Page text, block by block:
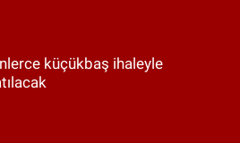
küçükbaş ihaleyle